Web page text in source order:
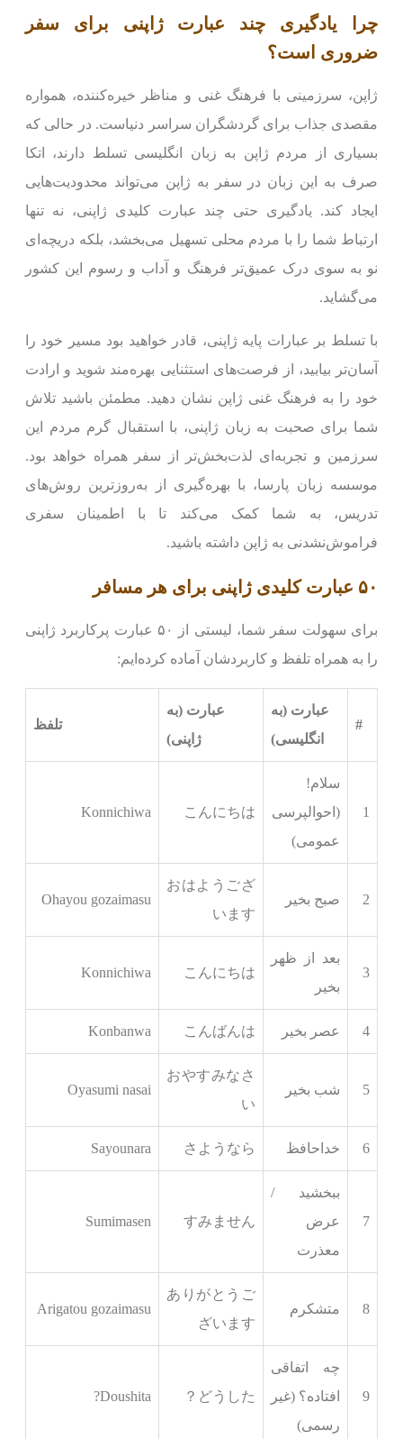
چرا یادگیری چند عبارت ژاپنی برای سفر
ضروری است؟
ژاپن، سرزمینی با فرهنگ غنی و مناظر خیره‌کننده، همواره
مقصدی جذاب برای گردشگران سراسر دنیاست. در حالی که
بسیاری از مردم ژاپن به زبان انگلیسی تسلط دارند، اتکا
صرف به این زبان در سفر به ژاپن می‌تواند محدودیت‌هایی
ایجاد کند. یادگیری حتی چند عبارت کلیدی ژاپنی، نه تنها
ارتباط شما را با مردم محلی تسهیل می‌بخشد، بلکه دریچه‌ای
نو به سوی درک عمیق‌تر فرهنگ و آداب و رسوم این کشور
می‌گشاید.
با تسلط بر عبارات پایه ژاپنی، قادر خواهید بود مسیر خود را
آسان‌تر بیابید، از فرصت‌های استثنایی بهره‌مند شوید و ارادت
خود را به فرهنگ غنی ژاپن نشان دهید. مطمئن باشید تلاش
شما برای صحبت به زبان ژاپنی، با استقبال گرم مردم این
سرزمین و تجربه‌ای لذت‌بخش‌تر از سفر همراه خواهد بود.
موسسه زبان پارسا، با بهره‌گیری از به‌روزترین روش‌های
تدریس، به شما کمک می‌کند تا با اطمینان سفری
فراموش‌نشدنی به ژاپن داشته باشید.
۵۰ عبارت کلیدی ژاپنی برای هر مسافر
برای سهولت سفر شما، لیستی از ۵۰ عبارت پرکاربرد ژاپنی
را به همراه تلفظ و کاربردشان آماده کرده‌ایم:
#
عبارت (به
انگلیسی)
عبارت (به
ژاپنی)
تلفظ
1
سلام!
(احوالپرسی
عمومی)
こんにちは
Konnichiwa
2 صبح بخیر
おはようござ
います
Ohayou gozaimasu
3
بعد از ظهر
بخیر
こんにちは
Konnichiwa
4 عصر بخیر こんばんは
Konbanwa
5 شب بخیر
おやすみなさ
い
Oyasumi nasai
6 خداحافظ さようなら
Sayounara
7
ببخشید /
عرض
معذرت
すみません
Sumimasen
8 متشکرم
ありがとうご
ざいます
Arigatou gozaimasu
9
چه اتفاقی
افتاده؟ (غیر
رسمی)
どうした？
Doushita?